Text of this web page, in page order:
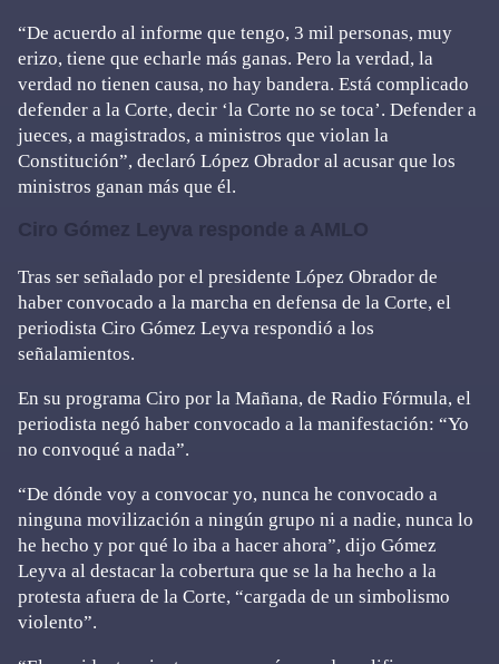
“De acuerdo al informe que tengo, 3 mil personas, muy
erizo, tiene que echarle más ganas. Pero la verdad, la
verdad no tienen causa, no hay bandera. Está complicado
defender a la Corte, decir ‘la Corte no se toca’. Defender a
jueces, a magistrados, a ministros que violan la
Constitución”, declaró López Obrador al acusar que los
ministros ganan más que él.
Ciro Gómez Leyva responde a AMLO
Tras ser señalado por el presidente López Obrador de
haber convocado a la marcha en defensa de la Corte, el
periodista Ciro Gómez Leyva respondió a los
señalamientos.
En su programa Ciro por la Mañana, de Radio Fórmula, el
periodista negó haber convocado a la manifestación: “Yo
no convoqué a nada”.
“De dónde voy a convocar yo, nunca he convocado a
ninguna movilización a ningún grupo ni a nadie, nunca lo
he hecho y por qué lo iba a hacer ahora”, dijo Gómez
Leyva al destacar la cobertura que se la ha hecho a la
protesta afuera de la Corte, “cargada de un simbolismo
violento”.